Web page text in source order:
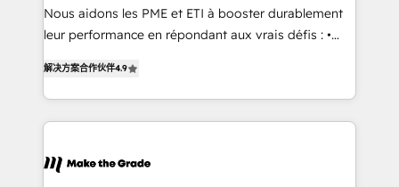
Partner 🤝 - Global: 75+ RPers across five continents
🌐 - Scale: Largest organically grown & fastest tiering
implementations than any other Partner 💻 -
Salesforce: We convert SFDC addicts to HubSpot
evangelists 🧡 Don't pick a marketing or technical
yours. Start winning.
Nous aidons les PME et ETI à booster durablement
leur performance en répondant aux vrais défis : •
téléphonie, etc.) • Alignement des équipes grâce à un
outil et des données partagées • Amélioration de la
collecte et de l’analyse des données pour des
de la productivité des équipes Notre équipe de 30
解决方案合作伙伴4.9